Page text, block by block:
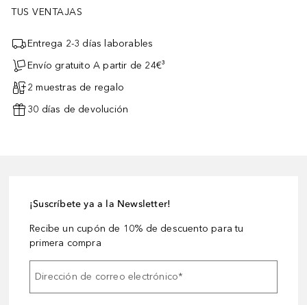
TUS VENTAJAS
Entrega 2-3 días laborables
Envío gratuito A partir de 24€³
2 muestras de regalo
30 días de devolución
¡Suscríbete ya a la Newsletter!
Recibe un cupón de 10% de descuento para tu
primera compra
Dirección de correo electrónico*